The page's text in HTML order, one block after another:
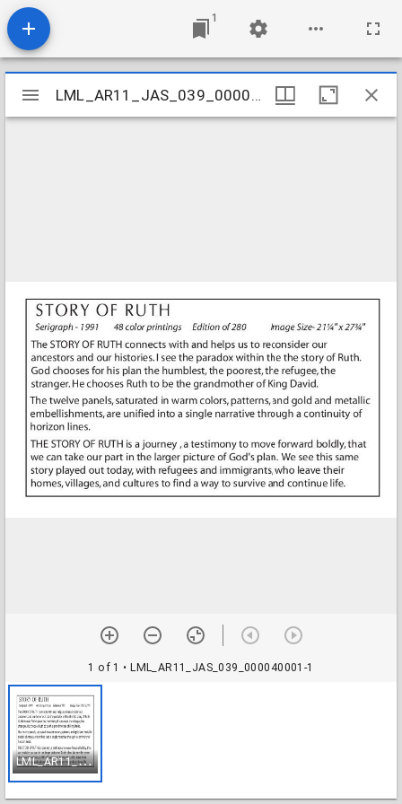
1
Mirador
viewer
LML_AR11_JAS_039_000040001
1 of 1 • LML_AR11_JAS_039_000040001-1
L
ML_AR11_JAS_039_000040001-1
LML_AR11_JAS_039_000040001